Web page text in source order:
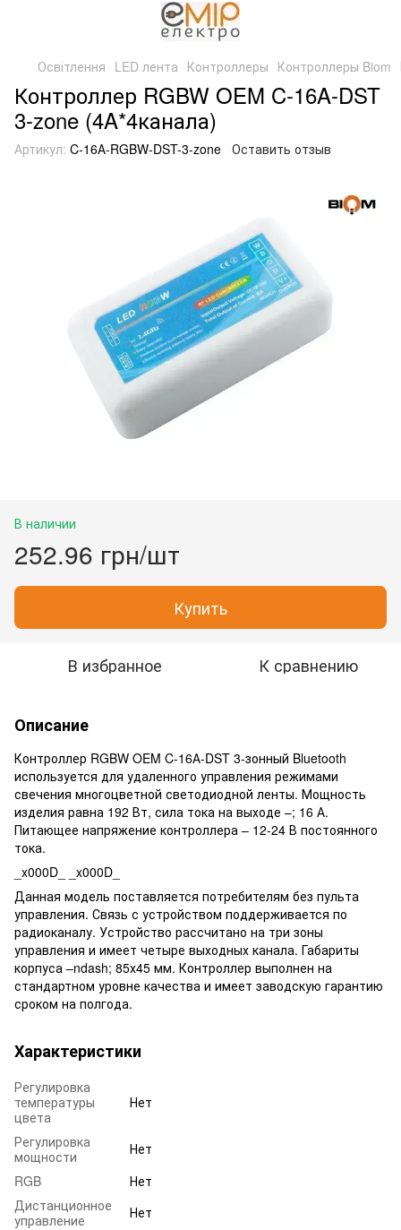
Освітлення LED лента Контроллеры Контроллеры Biom
Контроллер RGBW OEM C-16A-DST
3-zone (4A*4канала)
Артикул: C-16А-RGBW-DST-3-zone Оставить отзыв
В наличии
252.96 грн/шт
Купить
В избранное К сравнению
Описание
Контроллер RGBW OEM C-16А-DST 3-зонный Bluetooth
используется для удаленного управления режимами
свечения многоцветной светодиодной ленты. Мощность
изделия равна 192 Вт, сила тока на выходе –; 16 А.
Питающее напряжение контроллера – 12-24 В постоянного
тока.
_x000D_ _x000D_
Данная модель поставляется потребителям без пульта
управления. Связь с устройством поддерживается по
радиоканалу. Устройство рассчитано на три зоны
управления и имеет четыре выходных канала. Габариты
корпуса –ndash; 85х45 мм. Контроллер выполнен на
стандартном уровне качества и имеет заводскую гарантию
сроком на полгода.
Характеристики
Регулировка
температуры
цвета
Нет
Регулировка
мощности
Нет
RGB
Нет
Дистанционное
управление
Нет